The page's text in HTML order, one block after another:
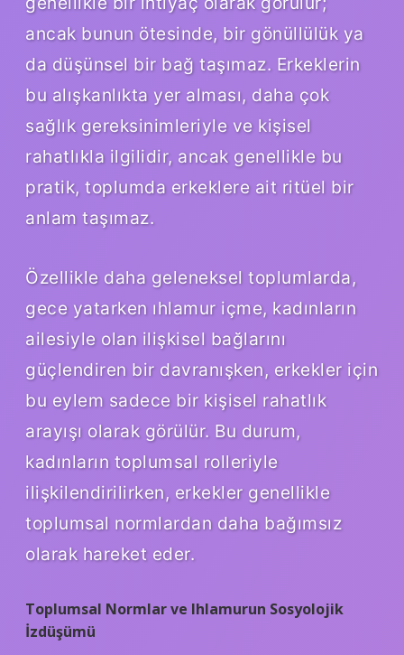
ancak bunun ötesinde, bir gönüllülük ya
da düşünsel bir bağ taşımaz. Erkeklerin
bu alışkanlıkta yer alması, daha çok
sağlık gereksinimleriyle ve kişisel
rahatlıkla ilgilidir, ancak genellikle bu
pratik, toplumda erkeklere ait ritüel bir
anlam taşımaz.
Özellikle daha geleneksel toplumlarda,
gece yatarken ıhlamur içme, kadınların
ailesiyle olan ilişkisel bağlarını
güçlendiren bir davranışken, erkekler için
bu eylem sadece bir kişisel rahatlık
arayışı olarak görülür. Bu durum,
kadınların toplumsal rolleriyle
ilişkilendirilirken, erkekler genellikle
toplumsal normlardan daha bağımsız
olarak hareket eder.
Toplumsal Normlar ve Ihlamurun Sosyolojik
İzdüşümü